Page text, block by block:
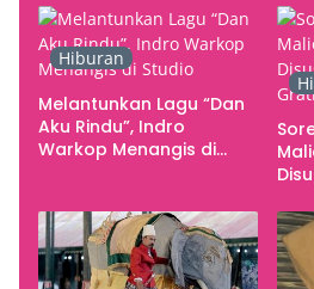
Hiburan
Melantunkan Lagu “Dan
Aku Rindu”, Indro
Warkop Menangis di